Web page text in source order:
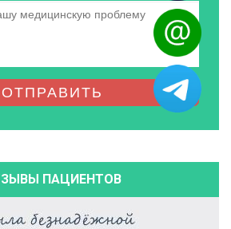
ОТПРАВИТЬ
ПАЦИЕНТОВ